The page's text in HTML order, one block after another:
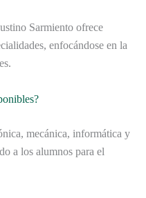
Sarmiento ofrece
enfocándose en la
mecánica, informática y
a los alumnos para el